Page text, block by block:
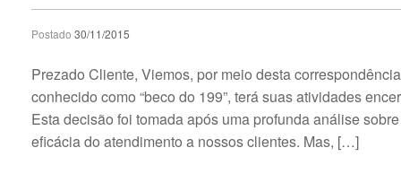
Postado 30/11/2015
Prezado Cliente, Viemos, por meio desta
conhecido como “beco do 199”, terá suas atividades
Esta decisão foi tomada após uma profunda análise
eficácia do atendimento a nossos clientes. Mas, […]